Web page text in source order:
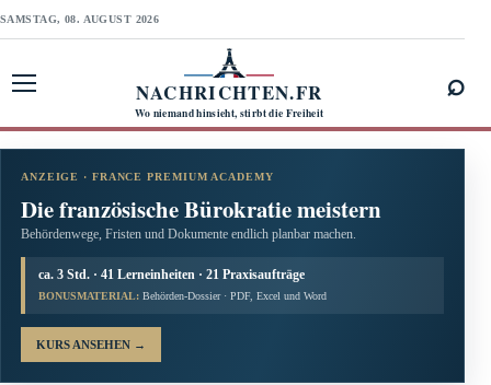
SAMSTAG, 08. AUGUST 2026
NACHRICHTEN.FR
Wo niemand hinsieht, stirbt die Freiheit
⌕
ANZEIGE · FRANCE PREMIUM ACADEMY
Die französische Bürokratie meistern
Behördenwege, Fristen und Dokumente endlich planbar machen.
ca. 3 Std. · 41 Lerneinheiten · 21 Praxisaufträge
BONUSMATERIAL: Behörden-Dossier · PDF, Excel und Word
KURS ANSEHEN →